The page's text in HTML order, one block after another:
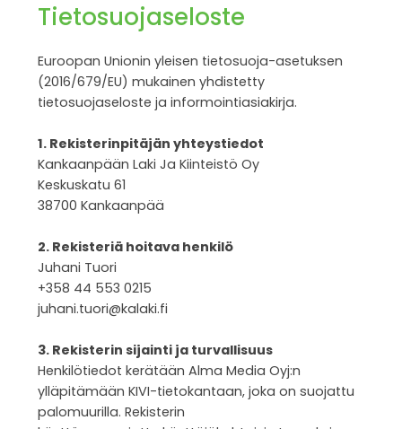
Tietosuojaseloste
Euroopan Unionin yleisen tietosuoja-asetuksen
(2016/679/EU) mukainen yhdistetty
tietosuojaseloste ja informointiasiakirja.
1. Rekisterinpitäjän yhteystiedot
Kankaanpään Laki Ja Kiinteistö Oy
Keskuskatu 61
38700 Kankaanpää
2. Rekisteriä hoitava henkilö
Juhani Tuori
+358 44 553 0215
juhani.tuori@kalaki.fi
3. Rekisterin sijainti ja turvallisuus
Henkilötiedot kerätään Alma Media Oyj:n
ylläpitämään KIVI-tietokantaan, joka on suojattu
palomuurilla. Rekisterin